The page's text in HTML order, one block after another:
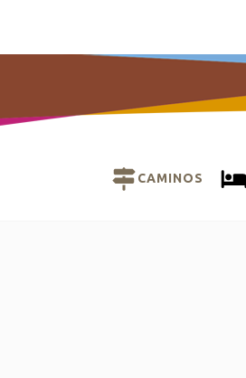
CAMINOS